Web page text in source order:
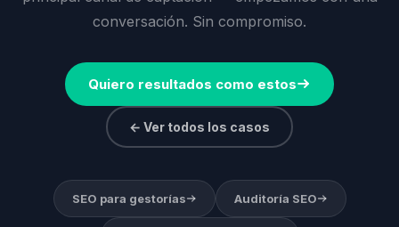
conversación. Sin compromiso.
Quiero resultados como estos
← Ver todos los casos
SEO para gestorías Auditoría SEO